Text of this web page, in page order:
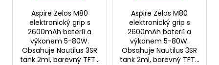
Aspire Zelos M80
elektronický grip s
2600mAh baterií a
výkonem 5-80W.
Obsahuje Nautilus 3SR
tank 2ml, barevný TFT...
Aspire Zelos M80
elektronický grip s
2600mAh baterií a
výkonem 5-80W.
Obsahuje Nautilus 3SR
tank 2ml, barevný TFT...